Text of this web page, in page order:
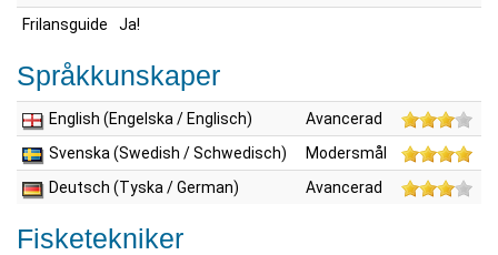
Frilansguide
Ja!
Språkkunskaper
English (Engelska / Englisch)
Avancerad
Svenska (Swedish / Schwedisch)
Modersmål
Deutsch (Tyska / German)
Avancerad
Fisketekniker